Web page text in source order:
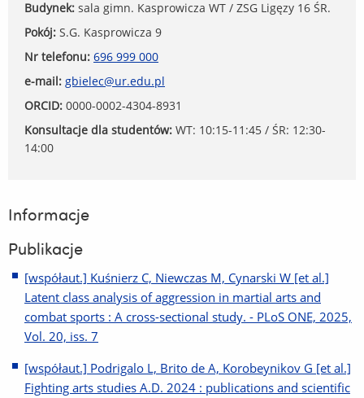
Budynek: sala gimn. Kasprowicza WT / ZSG Ligęzy 16 ŚR.
Pokój: S.G. Kasprowicza 9
Nr telefonu: 696 999 000
e-mail: gbielec@ur.edu.pl
ORCID: 0000-0002-4304-8931
Konsultacje dla studentów: WT: 10:15-11:45 / ŚR: 12:30-
14:00
Informacje
Publikacje
[współaut.] Kuśnierz C, Niewczas M, Cynarski W [et al.]
Latent class analysis of aggression in martial arts and
combat sports : A cross-sectional study. - PLoS ONE, 2025,
Vol. 20, iss. 7
[współaut.] Podrigalo L, Brito de A, Korobeynikov G [et al.]
Fighting arts studies A.D. 2024 : publications and scientific